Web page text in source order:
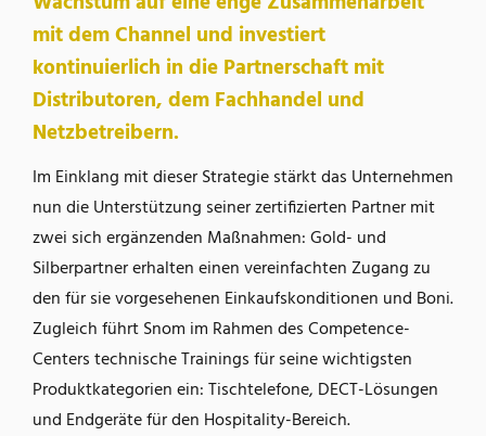
mit dem Channel und investiert
kontinuierlich in die Partnerschaft mit
Distributoren, dem Fachhandel und
Netzbetreibern.
Im Einklang mit dieser Strategie stärkt das Unternehmen
nun die Unterstützung seiner zertifizierten Partner mit
zwei sich ergänzenden Maßnahmen: Gold- und
Silberpartner erhalten einen vereinfachten Zugang zu
den für sie vorgesehenen Einkaufskonditionen und Boni.
Zugleich führt Snom im Rahmen des Competence-
Centers technische Trainings für seine wichtigsten
Produktkategorien ein: Tischtelefone, DECT-Lösungen
und Endgeräte für den Hospitality-Bereich.